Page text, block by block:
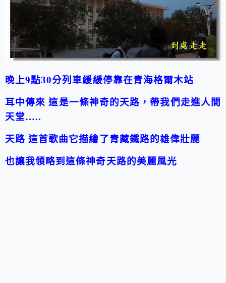
晚上9點30分列車緩緩停靠在青海格爾木站
耳中傳來 這是一條神奇的天路，帶我們走進人間
天堂…..
天路 這首歌曲它描繪了青藏鐵路的雄偉壯麗
也讓我領略到這條神奇天路的美麗風光